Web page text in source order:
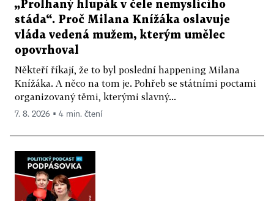
„Prolhaný hlupák v čele nemyslícího
stáda“. Proč Milana Knížáka oslavuje
vláda vedená mužem, kterým umělec
opovrhoval
Někteří říkají, že to byl poslední happening Milana
Knížáka. A něco na tom je. Pohřeb se státními poctami
organizovaný těmi, kterými slavný...
7. 8. 2026 ▪ 4 min. čtení